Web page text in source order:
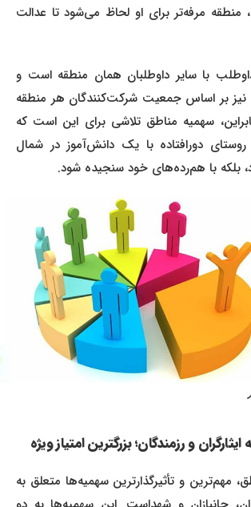
مرفه‌تر برای او لحاظ می‌شود تا عدالت
با سایر داوطلبان همان منطقه است و
بر اساس جمعیت شرکت‌کنندگان هر منطقه
سهمیه مناطق تلاشی برای این است که
دورافتاده با یک دانش‌آموز در شمال
بلکه با هم‌رده‌های خود سنجیده شود.
و رزمندگان؛ بزرگترین امتیاز ویژه
و تأثیرگذارترین سهمیه‌ها متعلق به